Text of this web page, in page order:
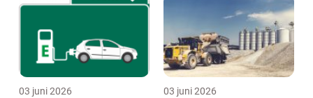
03 juni 2026 03 juni 2026